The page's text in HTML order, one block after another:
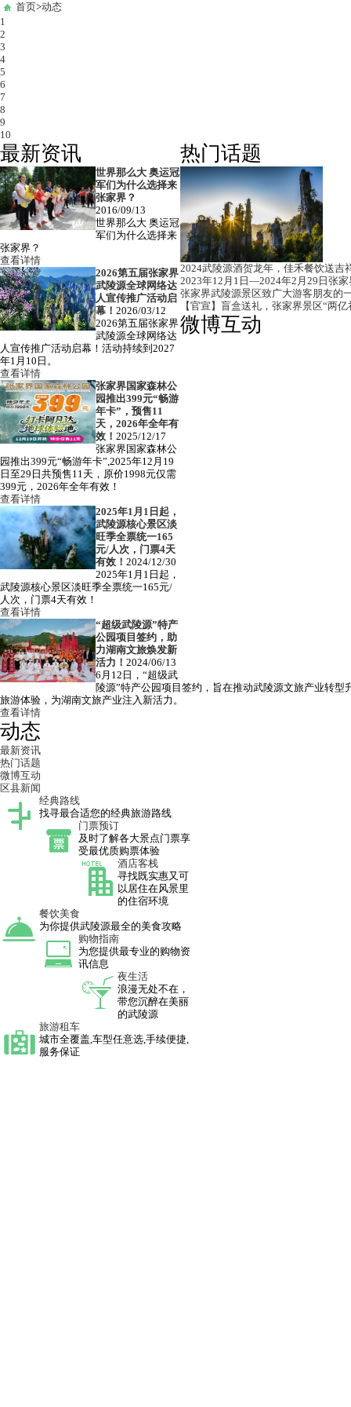
首页>动态
达人宣传推广活动启动！
件的网络达人可免费游！
2025
效！
2024/
1
2
3
4
5
6
7
8
9
10
热门话题
2024武陵源酒贺龙年，佳禾餐饮送吉
2023年12月1日—2024年2月29日张
张家界武陵源景区致广大游客朋友的
【官宣】盲盒送礼，张家界景区“两
微博互动
最新资讯
世界那么大 奥运冠
军们为什么选择来
张家界？
2016/09/13
世界那么大 奥运冠
军们为什么选择来
张家界？
查看详情
2026第五届张家界
武陵源全球网络达
人宣传推广活动启
幕！ 2026/03/12
2026第五届张家界
武陵源全球网络达
人宣传推广活动启幕！活动持续到2027
年1月10日。
查看详情
张家界国家森林公
园推出399元“畅游
年卡”，预售11
天，2026年全年有
效！ 2025/12/17
张家界国家森林公
园推出399元“畅游年卡”,2025年12月19
日至29日共预售11天，原价1998元仅需
399元，2026年全年有效！
查看详情
2025年1月1日起，
武陵源核心景区淡
旺季全票统一165
元/人次，门票4天
有效！ 2024/12/30
2025年1月1日起，
武陵源核心景区淡旺季全票统一165元/
人次，门票4天有效！
查看详情
“超级武陵源”特产
公园项目签约，助
力湖南文旅焕发新
活力！ 2024/06/13
6月12日，“超级武
陵源”特产公园项目签约，旨在推动武陵源文旅产业转型
旅游体验，为湖南文旅产业注入新活力。
查看详情
动态
最新资讯
热门话题
微博互动
区县新闻
经典路线
找寻最合适您的经典旅游路线
门票预订
及时了解各大景点门票享
受最优质购票体验
酒店客栈
寻找既实惠又可
以居住在风景里
的住宿环境
餐饮美食
为你提供武陵源最全的美食攻略
购物指南
为您提供最专业的购物资
讯信息
夜生活
浪漫无处不在，
带您沉醉在美丽
的武陵源
旅游租车
城市全覆盖,车型任意选,手续便捷,
服务保证